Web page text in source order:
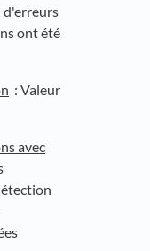
d'erreurs
ont été
: Valeur
avec